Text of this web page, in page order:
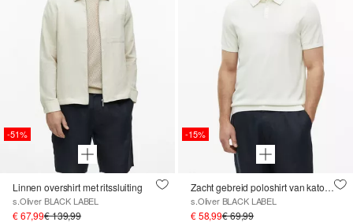
-51%
Linnen overshirt met ritssluiting
s.Oliver BLACK LABEL
€ 67,99€ 139,99
-15%
Zacht gebreid poloshirt van katoen-zijdenmix
s.Oliver BLACK LABEL
€ 58,99€ 69,99